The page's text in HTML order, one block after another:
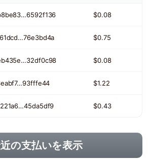
$0.08
$0.75
$0.08
$1.22
$0.43
の支払いを表示